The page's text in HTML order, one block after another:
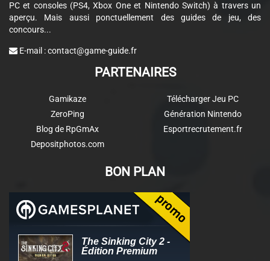
PC et consoles (PS4, Xbox One et Nintendo Switch) à travers un
aperçu. Mais aussi ponctuellement des guides de jeu, des
concours...
E-mail :contact@game-guide.fr
PARTENAIRES
Gamikaze
ZeroPing
Blog de RpGmAx
Depositphotos.com
Télécharger Jeu PC
Génération Nintendo
Esportrecrutement.fr
BON PLAN